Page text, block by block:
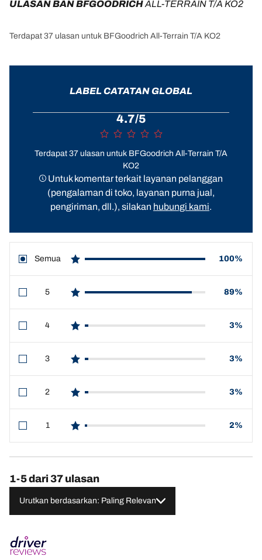
ULASAN BAN BFGOODRICH ALL-TERRAIN T/A KO2
Terdapat 37 ulasan untuk BFGoodrich All-Terrain T/A KO2
LABEL CATATAN GLOBAL
4.7/5
Terdapat 37 ulasan untuk BFGoodrich All-Terrain T/A
KO2
Untuk komentar terkait layanan pelanggan
(pengalaman di toko, layanan purna jual,
pengiriman, dll.), silakan hubungi kami.
Semua
star reviews
100%
5
star reviews
89%
4
star reviews
3%
3
star reviews
3%
2
star reviews
3%
1
star reviews
2%
1-5 dari 37 ulasan
Urutkan berdasarkan: Paling Relevan